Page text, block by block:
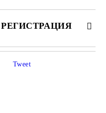
4 ПОЛЕТА
Tweet